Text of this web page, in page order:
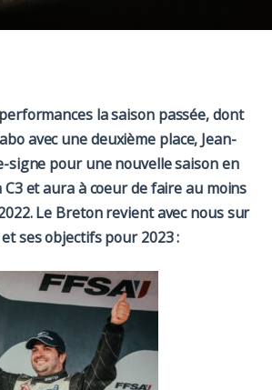
la saison passée, dont
avec une deuxième place, Jean-
signe pour une nouvelle saison en
C3 et aura à coeur de faire au moins
Le Breton revient avec nous sur
ses objectifs pour 2023 :